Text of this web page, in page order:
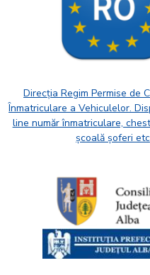
Direcția Regim Permise de
Înmatriculare a Vehiculelor.
line număr înmatriculare,
școală șoferi etc